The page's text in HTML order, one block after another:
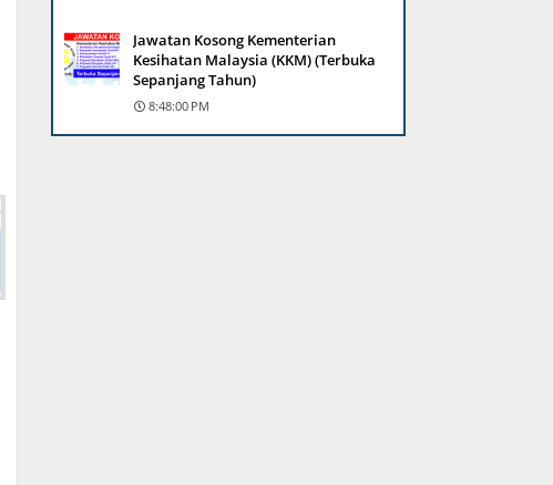
Jawatan Kosong Kementerian
Kesihatan Malaysia (KKM) (Terbuka
Sepanjang Tahun)
8:48:00 PM